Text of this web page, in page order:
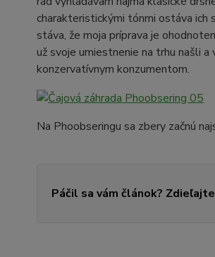
charakteristickými tónmi ostáva ich
stáva, že moja príprava je
už svoje umiestnenie na trhu našli
konzervatívnym konzumentom.
Na Phoobseringu sa zbery začnú
Páčil sa vám článok?